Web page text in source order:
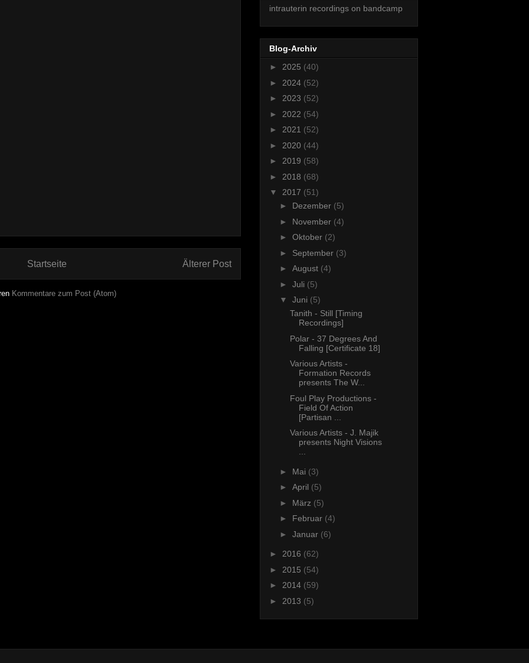
Älterer Post
Startseite
Kommentare zum Post (Atom)
intrauterin recordings on bandcamp
Blog-Archiv
► 2025 (40)
► 2024 (52)
► 2023 (52)
► 2022 (54)
► 2021 (52)
► 2020 (44)
► 2019 (58)
► 2018 (68)
▼ 2017 (51)
► Dezember (5)
► November (4)
► Oktober (2)
► September (3)
► August (4)
► Juli (5)
▼ Juni (5)
Tanith - Still [Timing
Recordings]
Polar - 37 Degrees And
Falling [Certificate 18]
Various Artists -
Formation Records
presents The W...
Foul Play Productions -
Field Of Action
[Partisan ...
Various Artists - J. Majik
presents Night Visions
► Mai (3)
► April (5)
► März (5)
► Februar (4)
► Januar (6)
► 2016 (62)
► 2015 (54)
► 2014 (59)
► 2013 (5)